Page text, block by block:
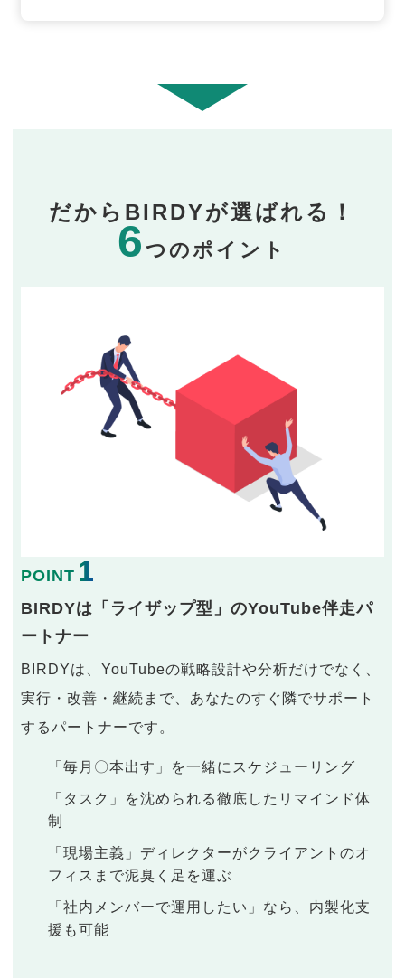
だからBIRDYが選ばれる！
6つのポイント
POINT 1
BIRDYは「ライザップ型」のYouTube伴走パ
ートナー
BIRDYは、YouTubeの戦略設計や分析だけでなく、
実行・改善・継続まで、あなたのすぐ隣でサポート
するパートナーです。
「毎月〇本出す」を一緒にスケジューリング
「タスク」を沈められる徹底したリマインド体
制
「現場主義」ディレクターがクライアントのオ
フィスまで泥臭く足を運ぶ
「社内メンバーで運用したい」なら、内製化支
援も可能